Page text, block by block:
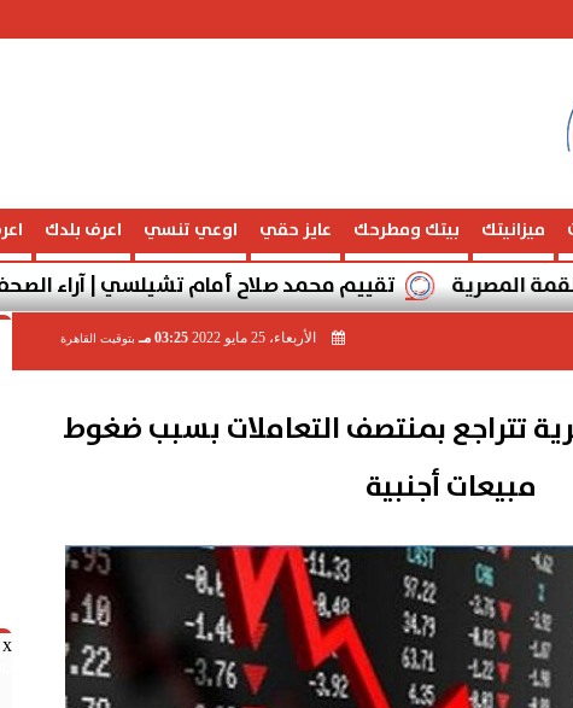
ميزانيتك بيتك ومطرحك عايز حقي اوعي تنسي اعرف بلدك
تقييم محمد صلاح أمام تشيلسي | آراء الصحف
الأربعاء، 25 مايو 2022 03:25 مـ بتوقيت القاهرة
تتراجع بمنتصف التعاملات بسبب ضغوط
مبيعات أجنبية
x